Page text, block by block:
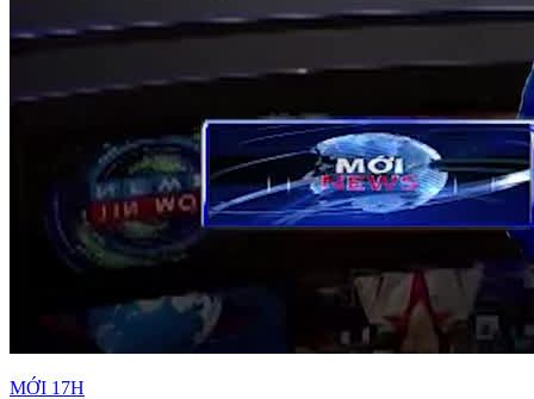
MỚI 17H